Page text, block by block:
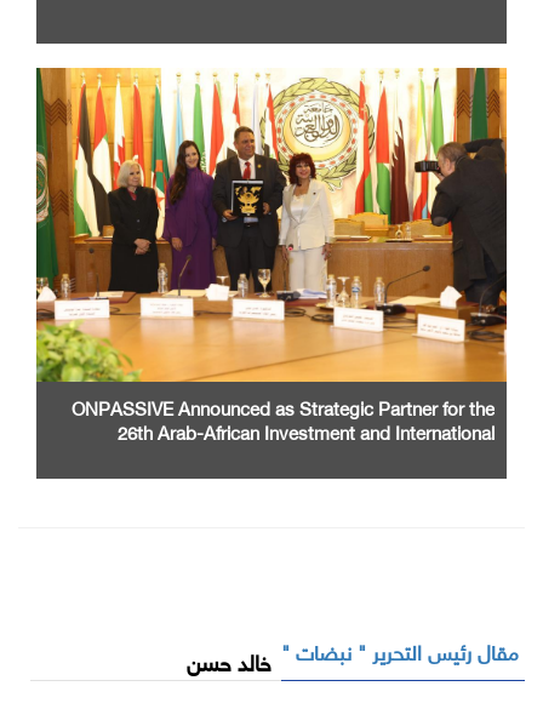
ONPASSIVE Announced as Strategic Partner for the
26th Arab-African Investment and International
مقال رئيس التحرير " نبضات " خالد حسن